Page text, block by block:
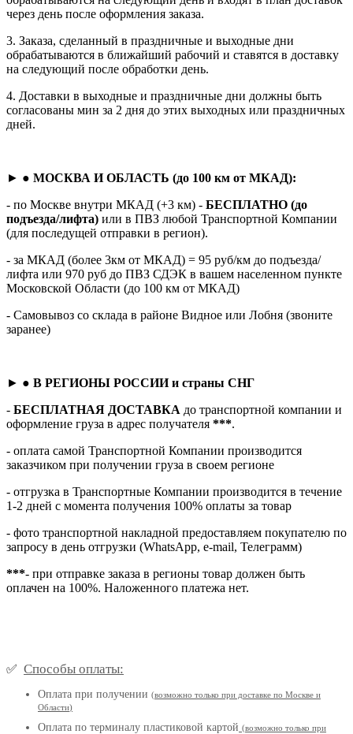
через день после оформления заказа.
3. Заказа, сделанный в праздничные и выходные дни
обрабатываются в ближайший рабочий и ставятся в доставку
на следующий после обработки день.
4. Доставки в выходные и праздничные дни должны быть
согласованы мин за 2 дня до этих выходных или праздничных
дней.
► ● МОСКВА И ОБЛАСТЬ (до 100 км от МКАД):
- по Москве внутри МКАД (+3 км) - БЕСПЛАТНО (до
подъезда/лифта) или в ПВЗ любой Транспортной Компании
(для последущей отправки в регион).
- за МКАД (более 3км от МКАД) = 95 руб/км до подъезда/
лифта или 970 руб до ПВЗ СДЭК в вашем населенном пункте
Московской Области (до 100 км от МКАД)
- Самовывоз со склада в районе Видное или Лобня (звоните
заранее)
► ● В РЕГИОНЫ РОССИИ и страны СНГ
- БЕСПЛАТНАЯ ДОСТАВКА до транспортной компании и
оформление груза в адрес получателя ***.
- оплата самой Транспортной Компании производится
заказчиком при получении груза в своем регионе
- отгрузка в Транспортные Компании производится в течение
1-2 дней с момента получения 100% оплаты за товар
- фото транспортной накладной предоставляем покупателю по
запросу в день отгрузки (WhatsApp, e-mail, Телеграмм)
***- при отправке заказа в регионы товар должен быть
оплачен на 100%. Наложенного платежа нет.
✅ Способы оплаты:
Оплата при получении (возможно только при доставке по Москве и
Области)
Оплата по терминалу пластиковой картой (возможно только при